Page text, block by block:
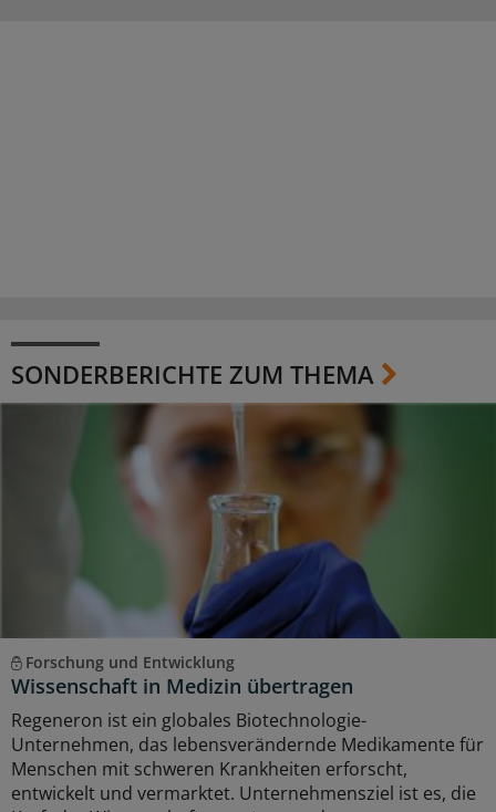
SONDERBERICHTE ZUM THEMA
Forschung und Entwicklung
Wissenschaft in Medizin übertragen
Regeneron ist ein globales Biotechnologie-
Unternehmen, das lebensverändernde Medikamente für
Menschen mit schweren Krankheiten erforscht,
entwickelt und vermarktet. Unternehmensziel ist es, die